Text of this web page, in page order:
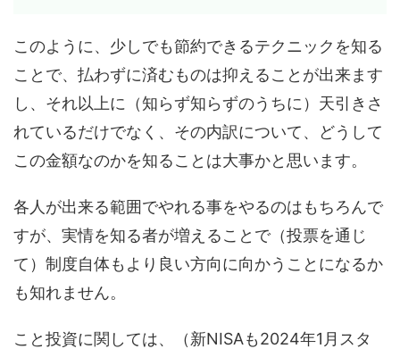
このように、少しでも節約できるテクニックを知る
ことで、払わずに済むものは抑えることが出来ます
し、それ以上に（知らず知らずのうちに）天引きさ
れているだけでなく、その内訳について、どうして
この金額なのかを知ることは大事かと思います。
各人が出来る範囲でやれる事をやるのはもちろんで
すが、実情を知る者が増えることで（投票を通じ
て）制度自体もより良い方向に向かうことになるか
も知れません。
こと投資に関しては、（新NISAも2024年1月スタ